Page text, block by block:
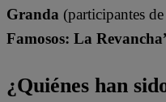
Granda (participantes
Famosos: La
¿Quiénes han